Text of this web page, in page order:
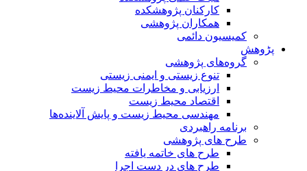
کارکنان پژوهشکده
همکاران پژوهشی
کمیسیون دائمی
پڑوهش
گروه‌های پژوهشی
تنوع زیستی و ایمنی زیستی
ارزیابی و مخاطرات محیط زیست
اقتصاد محیط زیست
مهندسی محیط زیست و پایش آلاینده‌ها
برنامه راهبردی
طرح های پژوهشی
طرح های خاتمه یافته
طرح های در دست اجرا